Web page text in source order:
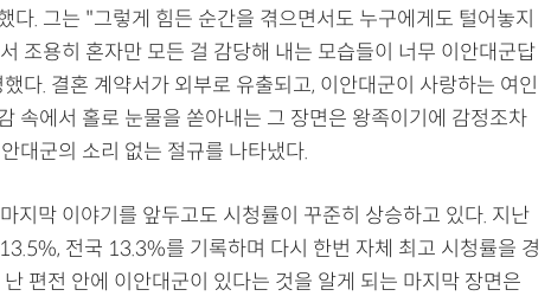
다. 그는 "그렇게 힘든 순간을 겪으면서도 누구에게도 털어놓지
조용히 혼자만 모든 걸 감당해 내는 모습들이 너무 이안대군답
다. 결혼 계약서가 외부로 유출되고, 이안대군이 사랑하는 여인
속에서 홀로 눈물을 쏟아내는 그 장면은 왕족이기에 감정조차
대군의 소리 없는 절규를 나타냈다.
지막 이야기를 앞두고도 시청률이 꾸준히 상승하고 있다. 지난
전국 13.3%를 기록하며 다시 한번 자체 최고 시청률을 경
편전 안에 이안대군이 있다는 것을 알게 되는 마지막 장면은